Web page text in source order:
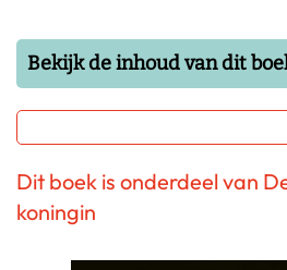
Bekijk de inhoud van dit
Dit boek is onderdeel van
koningin